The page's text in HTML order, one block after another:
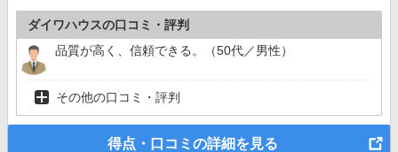
ダイワハウスの口コミ・評判
品質が高く、信頼できる。（50代／男性）
その他の口コミ・評判
得点・口コミの詳細を見る